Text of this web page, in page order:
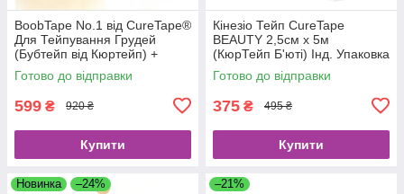
BoobTape No.1 від CureTape®
Для Тейпування Грудей
(Бубтейп від Кюртейп) +
Силікононові Вкладки в
Комплекті, УЦІНКА (червень
Готово до відправки
599 ₴ 920 ₴
Купити
Кінезіо Тейп CureTape
BEAUTY 2,5см х 5м
(КюрТейп Б'юті) Інд. Упаковка
Готово до відправки
375 ₴ 495 ₴
Купити
Новинка –24% –21%